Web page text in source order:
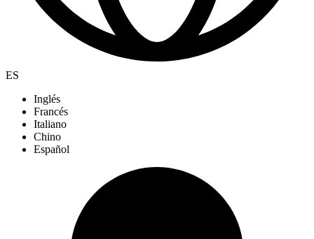
ES
Inglés
Francés
Italiano
Chino
Español